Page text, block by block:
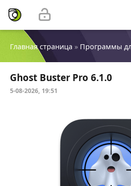
Главная страница » Программы
Ghost Buster Pro 6.1.0
5-08-2026, 19:51